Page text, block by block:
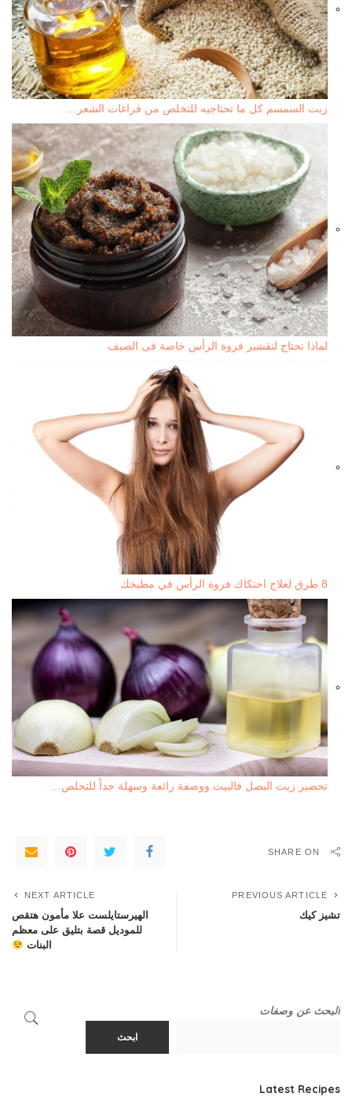
زيت السمسم كل ما تحتاجيه للتخلص من فراغات الشعر…
لماذا نحتاج لتقشير فروة الرأس خاصة فى الصيف
8 طرق لعلاج احتكاك فروة الرأس في مطبخك
تحضير زيت البصل فالبيت ووصفة رائعة وسهلة جداً للتخلص…
SHARE ON
PREVIOUS ARTICLE
تشيز كيك
NEXT ARTICLE
الهيرستايلست علا مأمون هتقص
للموديل قصة بتليق على معظم
البنات
البحث عن وصفات
ابحث
Latest Recipes